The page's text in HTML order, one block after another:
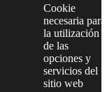
Cookie
necesaria para
la utilización
de las
opciones y
servicios del
sitio web